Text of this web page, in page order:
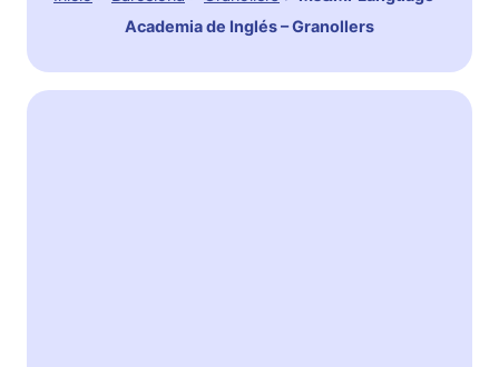
Academia de Inglés – Granollers